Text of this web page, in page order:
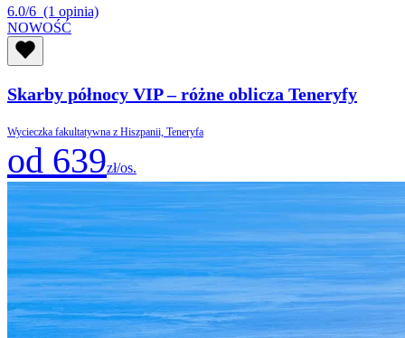
6.0/6 (1 opinia)
NOWOŚĆ
Skarby północy VIP – różne oblicza Teneryfy
Wycieczka fakultatywna z Hiszpanii, Teneryfa
od 639zł/os.